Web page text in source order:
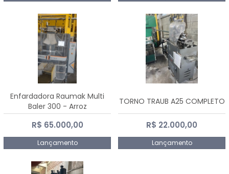
Enfardadora Raumak Multi
Baler 300 - Arroz
R$ 65.000,00
Lançamento
TORNO TRAUB A25 COMPLETO
R$ 22.000,00
Lançamento